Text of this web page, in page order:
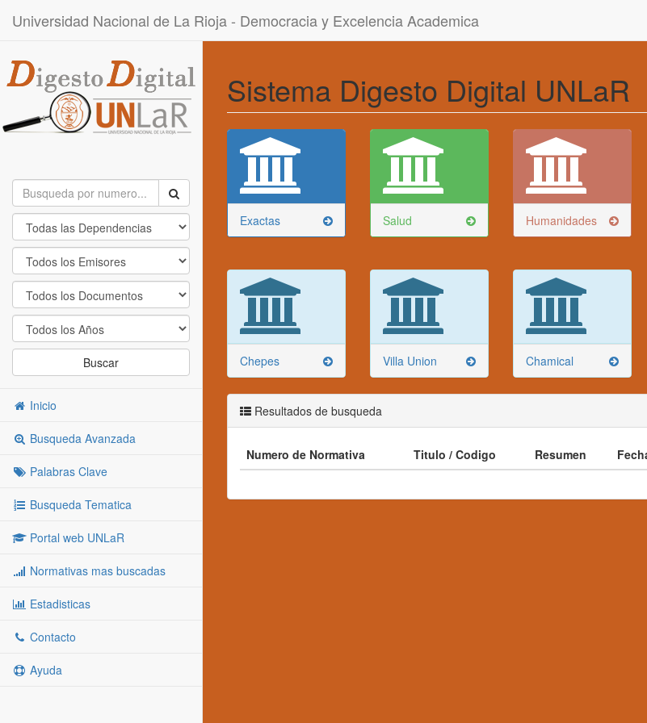
Universidad Nacional de La Rioja - Democracia y Excelencia Academica
Buscar
Inicio
Busqueda Avanzada
Palabras Clave
Busqueda Tematica
Portal web UNLaR
Normativas mas buscadas
Estadisticas
Contacto
Ayuda
Sistema Digesto Digital UNLaR
Exactas Salud Humanidades
Chepes Villa Union Chamical
Resultados de busqueda
Numero de Normativa Titulo / Codigo Resumen